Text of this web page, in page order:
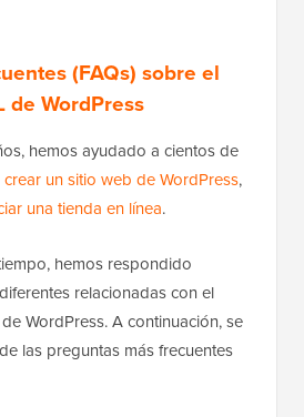
(FAQs) sobre el
de WordPress
hemos ayudado a cientos de
crear un sitio web de WordPress,
una tienda en línea.
hemos respondido
relacionadas con el
WordPress. A continuación, se
las preguntas más frecuentes